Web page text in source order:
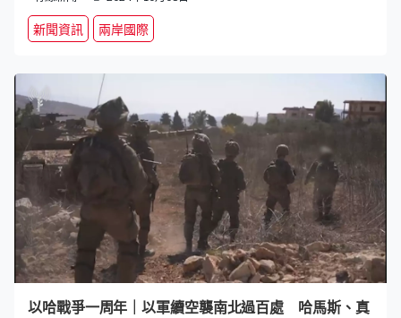
新聞資訊 兩岸國際
以哈戰爭一周年｜以軍續空襲南北過百處 哈馬斯、真